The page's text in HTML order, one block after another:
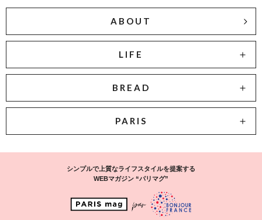
ABOUT
LIFE
BREAD
PARIS
シンプルで上質なライフスタイルを提案する
WEBマガジン “パリマグ”